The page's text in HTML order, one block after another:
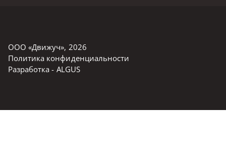
ООО «Движуч», 2026
Политика конфиденциальности
Разработка - ALGUS